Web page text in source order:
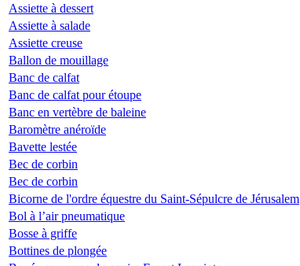
Assiette à dessert
Assiette à salade
Assiette creuse
Ballon de mouillage
Banc de calfat
Banc de calfat pour étoupe
Banc en vertèbre de baleine
Baromètre anéroïde
Bavette lestée
Bec de corbin
Bec de corbin
Bicorne de l'ordre équestre du Saint-Sépulcre de Jérusalem
Bol à l’air pneumatique
Bosse à griffe
Bottines de plongée